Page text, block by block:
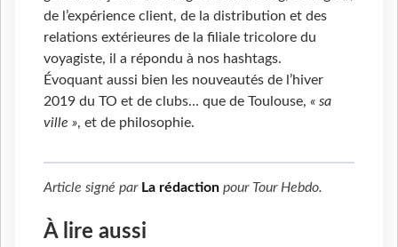
de l’expérience client, de la distribution et des
relations extérieures de la filiale tricolore du
voyagiste, il a répondu à nos hashtags.
Évoquant aussi bien les nouveautés de l’hiver
2019 du TO et de clubs… que de Toulouse, « sa
ville », et de philosophie.
Article signé par La rédaction pour Tour Hebdo.
À lire aussi